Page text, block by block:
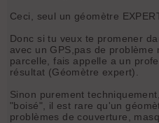
Ceci, seul un géomètre
Donc si tu veux te promener
avec un GPS,pas de problème
parcelle, fais appelle a un
résultat (Géomètre expert).
Sinon purement
"boisé", il est rare qu'un
problèmes de couverture,